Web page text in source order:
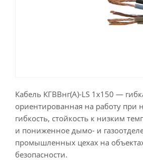
Кабель КГВВнг(А)-LS 1х150 —
ориентированная на работу при
гибкость, стойкость к низким
и пониженное дымо- и
промышленных цехах на
безопасности.